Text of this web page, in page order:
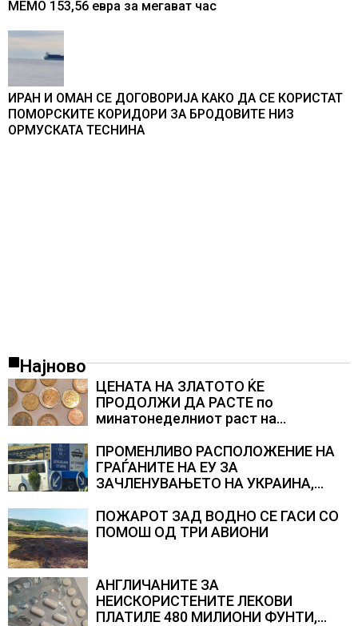
МЕМО 153,56 евра за мегават час
ИРАН И ОМАН СЕ ДОГОВОРИЈА КАКО ДА СЕ КОРИСТАТ
ПОМОРСКИТЕ КОРИДОРИ ЗА БРОДОВИТЕ НИЗ
ОРМУСКАТА ТЕСНИНА
Најново
ЦЕНАТА НА ЗЛАТОТО ЌЕ
ПРОДОЛЖИ ДА РАСТЕ по
минатонеделниот раст на
ПРОМЕНЛИВО РАСПОЛОЖЕНИЕ НА
ГРАЃАНИТЕ НА ЕУ ЗА
ЗАЧЛЕНУВАЊЕТО НА УКРАИНА,
Полска, Франција и Германија
ПОЖАРОТ ЗАД ВОДНО СЕ ГАСИ СО
ПОМОШ ОД ТРИ АВИОНИ
АНГЛИЧАНИТЕ ЗА
НЕИСКОРИСТЕНИТЕ ЛЕКОВИ
ПЛАТИЛЕ 480 МИЛИОНИ ФУНТИ,